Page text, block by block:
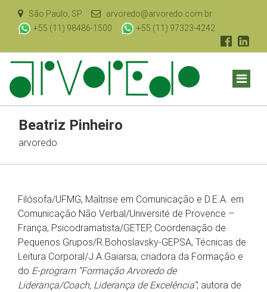
São Paulo, SP
arvoredo@arvoredo.com.br
+55 (11) 98486-1500
+55 (11) 97323-4242
Beatriz Pinheiro
arvoredo
Filósofa/UFMG, Maîtrise em Comunicação e D.E.A. em
Comunicação Não Verbal/Université de Provence –
França, Psicodramatista/GETEP, Coordenação de
Pequenos Grupos/R.Bohoslavsky-GEPSA, Técnicas de
Leitura Corporal/J.A.Gaiarsa; criadora da Formação e
do E-program “Formação Arvoredo de
Liderança/Coach, Liderança de Excelência”; autora de